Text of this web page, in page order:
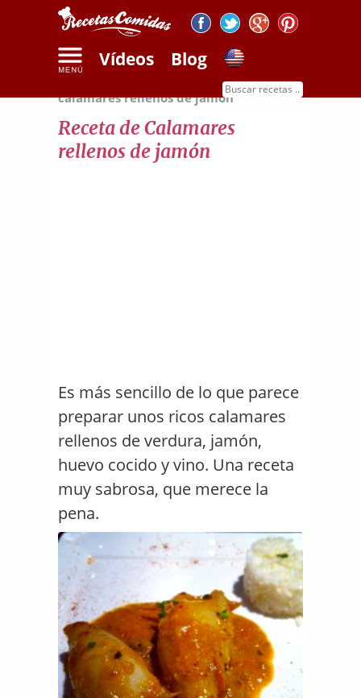
Vídeos Blog
Receta de
calamares rellenos de jamón
Receta de Calamares
rellenos de jamón
Es más sencillo de lo que parece
preparar unos ricos calamares
rellenos de verdura, jamón,
huevo cocido y vino. Una receta
muy sabrosa, que merece la
pena.